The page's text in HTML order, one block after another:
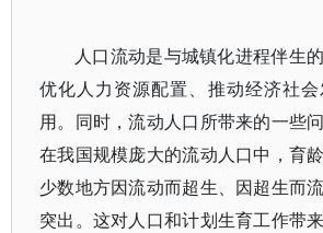
人口流动是与城镇化进程伴生
优化人力资源配置、推动经济社
用。同时，流动人口所带来的一些
在我国规模庞大的流动人口中，育
少数地方因流动而超生、因超生而
突出。这对人口和计划生育工作带